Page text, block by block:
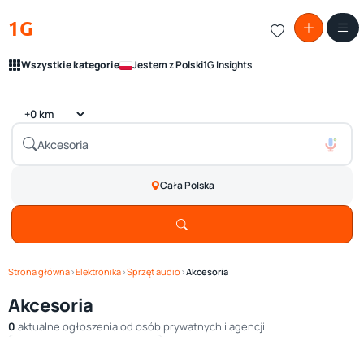
1G
Wszystkie kategorie Jestem z Polski1G Insights
Cała Polska
Strona główna›Elektronika›Sprzęt audio ›Akcesoria
Akcesoria
0 aktualne ogłoszenia od osób prywatnych i agencji